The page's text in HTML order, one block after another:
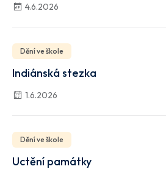
4.6.2026
Dění ve škole
Indiánská stezka
1.6.2026
Dění ve škole
Uctění památky